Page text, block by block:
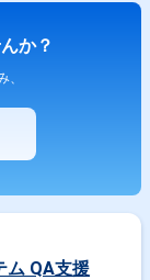
か？
、
ム QA支援